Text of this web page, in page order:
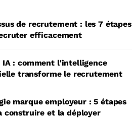
de recrutement : les 7 étapes
efficacement
IA : comment l'intelligence
transforme le recrutement
marque employeur : 5 étapes
construire et la déployer